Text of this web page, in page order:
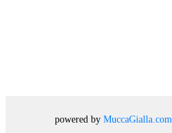
powered by MuccaGialla.com